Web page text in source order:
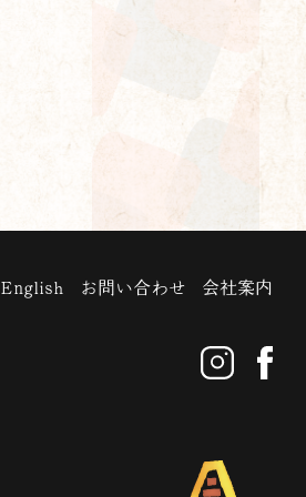
English お問い合わせ 会社案内